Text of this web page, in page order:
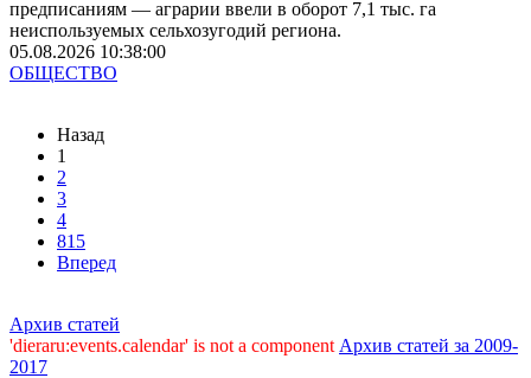
предписаниям — аграрии ввели в оборот 7,1 тыс. га
неиспользуемых сельхозугодий региона.
05.08.2026 10:38:00
ОБЩЕСТВО
Назад
1
2
3
4
815
Вперед
Архив статей
'dieraru:events.calendar' is not a component Архив статей за 2009-
2017